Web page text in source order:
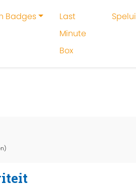
Badges
Last
Minute
BoxAlle 13 goed!